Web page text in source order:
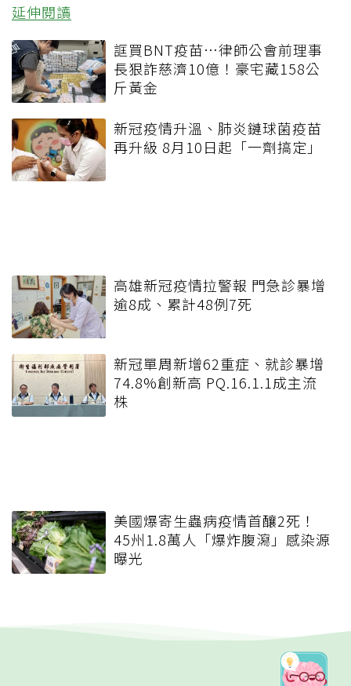
延伸閱讀
誆買BNT疫苗…律師公會前理事
長狠詐慈濟10億！豪宅藏158公
斤黃金
新冠疫情升溫、肺炎鏈球菌疫苗
再升級 8月10日起「一劑搞定」
高雄新冠疫情拉警報 門急診暴增
逾8成、累計48例7死
新冠單周新增62重症、就診暴增
74.8%創新高 PQ.16.1.1成主流
株
美國爆寄生蟲病疫情首釀2死！
45州1.8萬人「爆炸腹瀉」感染源
曝光